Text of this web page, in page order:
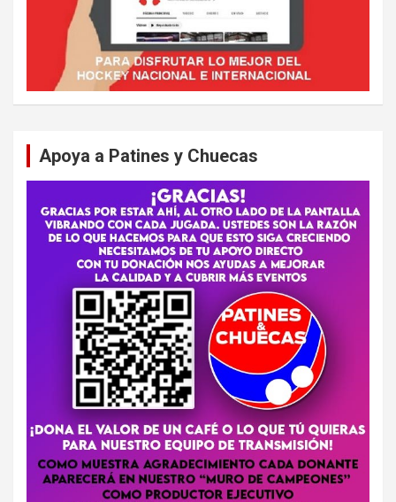
Apoya a Patines y Chuecas